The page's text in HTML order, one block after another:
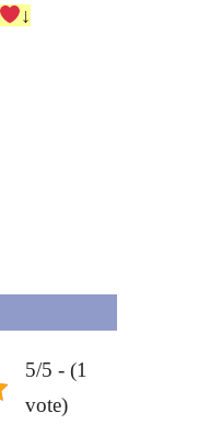
↓
5/5 - (1
vote)